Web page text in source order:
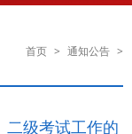
首页 > 通知公告 >
二级考试工作的